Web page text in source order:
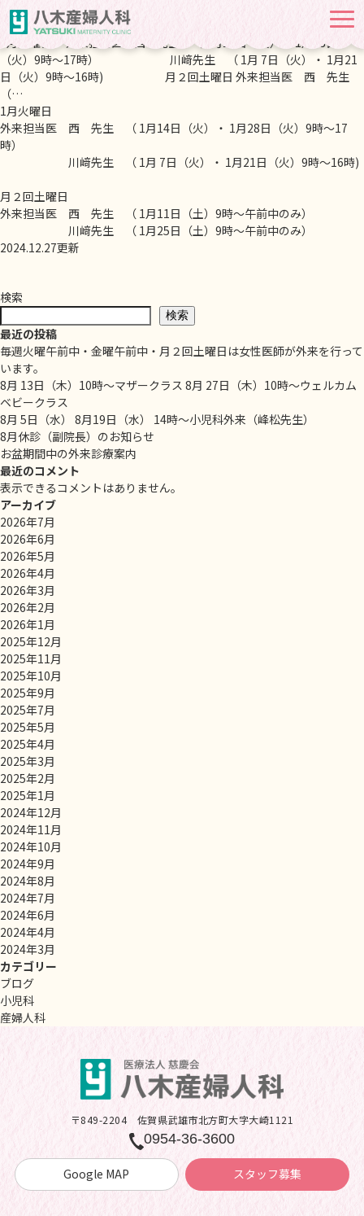
毎週火曜・月２回土曜日は女性医師が外来を行っています。
2024-12-
1月火曜日 外来担当医 西 先生 （ 1月14日（火）・ 1月28日
（火）9時～17時） 川﨑先生 （ 1月 7日（火）・ 1月21
日（火）9時～16時) 月２回土曜日 外来担当医 西 先生
（…
1月火曜日
外来担当医 西 先生 （ 1月14日（火）・ 1月28日（火）9時～17
時）
川﨑先生 （ 1月 7日（火）・ 1月21日（火）9時～16時)
月２回土曜日
外来担当医 西 先生 （ 1月11日（土）9時～午前中のみ）
川﨑先生 （ 1月25日（土）9時～午前中のみ）
2024.12.27更新
検索
検索
最近の投稿
毎週火曜午前中・金曜午前中・月２回土曜日は女性医師が外来を行って
います。
8月 13日（木）10時～マザークラス 8月 27日（木）10時～ウェルカム
ベビークラス
8月 5日（水） 8月19日（水） 14時～小児科外来（峰松先生）
8月休診（副院長）のお知らせ
お盆期間中の外来診療案内
最近のコメント
表示できるコメントはありません。
アーカイブ
2026年7月
2026年6月
2026年5月
2026年4月
2026年3月
2026年2月
2026年1月
2025年12月
2025年11月
2025年10月
2025年9月
2025年7月
2025年5月
2025年4月
2025年3月
2025年2月
2025年1月
2024年12月
2024年11月
2024年10月
2024年9月
2024年8月
2024年7月
2024年6月
2024年4月
2024年3月
カテゴリー
ブログ
小児科
産婦人科
〒849-2204 佐賀県武雄市北方町大字大崎1121
0954-36-3600
Google MAP スタッフ募集